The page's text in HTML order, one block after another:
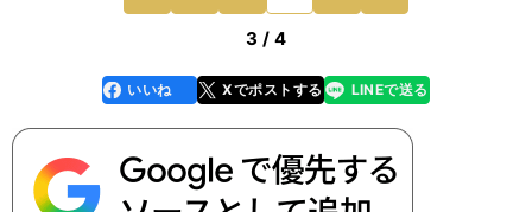
3 / 4
faceboo
k
いいね Xでポストする
line LINEで送る